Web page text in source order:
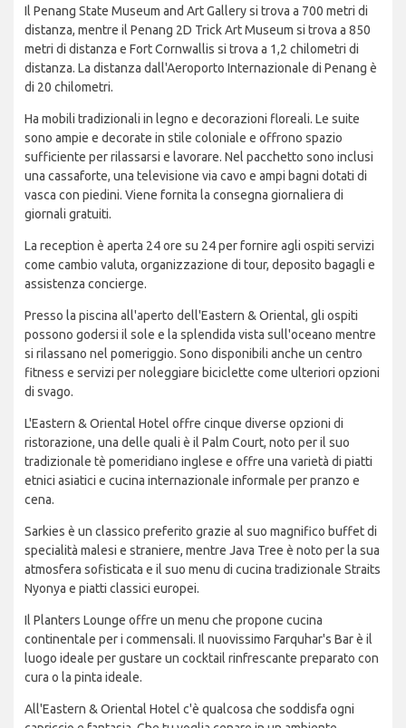
Il Penang State Museum and Art Gallery si trova a 700 metri di
distanza, mentre il Penang 2D Trick Art Museum si trova a 850
metri di distanza e Fort Cornwallis si trova a 1,2 chilometri di
distanza. La distanza dall'Aeroporto Internazionale di Penang è
di 20 chilometri.
Ha mobili tradizionali in legno e decorazioni floreali. Le suite
sono ampie e decorate in stile coloniale e offrono spazio
sufficiente per rilassarsi e lavorare. Nel pacchetto sono inclusi
una cassaforte, una televisione via cavo e ampi bagni dotati di
vasca con piedini. Viene fornita la consegna giornaliera di
giornali gratuiti.
La reception è aperta 24 ore su 24 per fornire agli ospiti servizi
come cambio valuta, organizzazione di tour, deposito bagagli e
assistenza concierge.
Presso la piscina all'aperto dell'Eastern & Oriental, gli ospiti
possono godersi il sole e la splendida vista sull'oceano mentre
si rilassano nel pomeriggio. Sono disponibili anche un centro
fitness e servizi per noleggiare biciclette come ulteriori opzioni
di svago.
L'Eastern & Oriental Hotel offre cinque diverse opzioni di
ristorazione, una delle quali è il Palm Court, noto per il suo
tradizionale tè pomeridiano inglese e offre una varietà di piatti
etnici asiatici e cucina internazionale informale per pranzo e
cena.
Sarkies è un classico preferito grazie al suo magnifico buffet di
specialità malesi e straniere, mentre Java Tree è noto per la sua
atmosfera sofisticata e il suo menu di cucina tradizionale Straits
Nyonya e piatti classici europei.
Il Planters Lounge offre un menu che propone cucina
continentale per i commensali. Il nuovissimo Farquhar's Bar è il
luogo ideale per gustare un cocktail rinfrescante preparato con
cura o la pinta ideale.
All'Eastern & Oriental Hotel c'è qualcosa che soddisfa ogni